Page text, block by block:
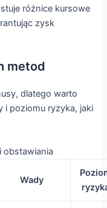
różnice kursowe
zysk
metod
dlatego warto
i poziomu ryzyka, jaki
obstawiania
Wady